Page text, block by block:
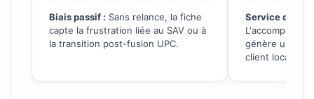
Biais passif : Sans relance, la fiche
capte la frustration liée au SAV ou à
la transition post-fusion UPC.
Service de
génère une
client locale.